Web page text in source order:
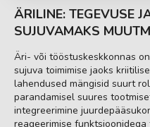
ÄRILINE: TEGEVUSE
SUJUVAMAKS
Äri- või tööstuskeskkonnas
sujuva toimimise jaoks
lahendused mängisid suurt
parandamisel suures
integreerimine
reageerimise